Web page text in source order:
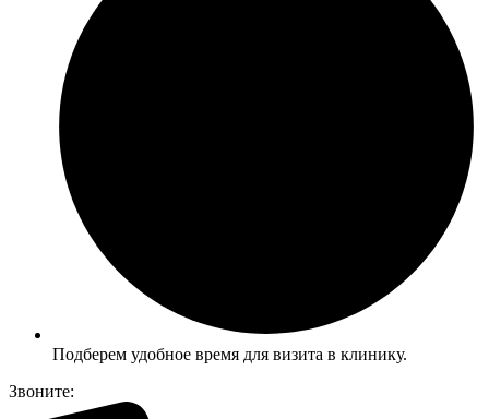
Подберем удобное время для визита в клинику.
Звоните: